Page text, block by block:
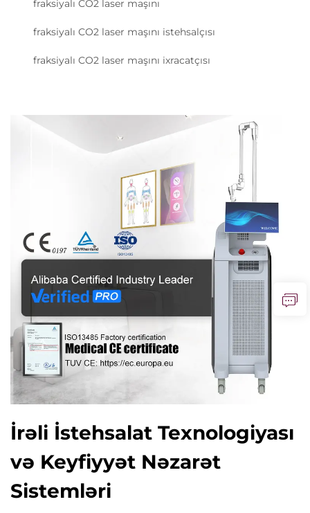
fraksiyalı CO2 laser maşını
fraksiyalı CO2 laser maşını istehsalçısı
fraksiyalı CO2 laser maşını ixracatçısı
İrəli İstehsalat Texnologiyası
və Keyfiyyət Nəzarət
Sistemləri